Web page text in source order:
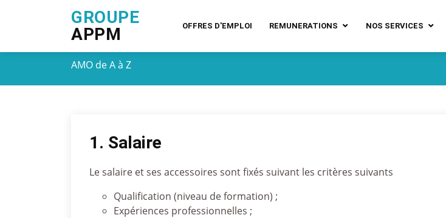
GROUPE
APPM
OFFRES D'EMPLOI REMUNERATIONS NOS SERVICES
AMO de A à Z
1. Salaire
Le salaire et ses accessoires sont fixés suivant les critères suivants
Qualification (niveau de formation) ;
Expériences professionnelles ;